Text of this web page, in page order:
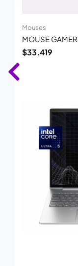
Mouses
MOUSE
$33.419